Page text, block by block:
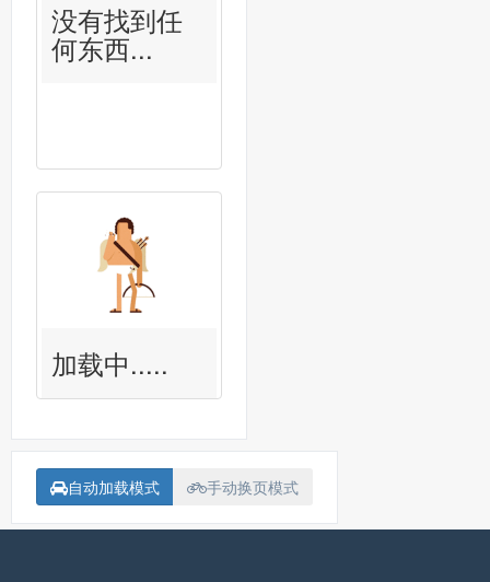
没有找到任
何东西...
加载中.....
自动加载模式 手动换页模式